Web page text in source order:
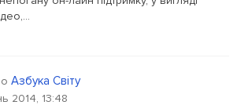
Азбука Світу
2014, 13:48